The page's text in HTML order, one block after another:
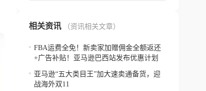
相关资讯 （资讯相关文章）
FBA运费全免！新卖家加赠佣金全额返还
+广告补贴！亚马逊巴西站发布优惠计划
亚马逊“五大类目王”加大速卖通备货，迎
战海外双11